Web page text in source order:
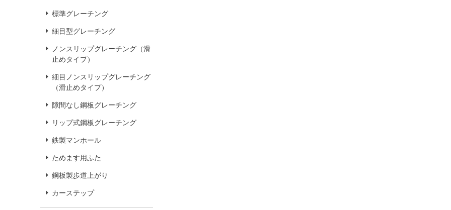
標準グレーチング
細目型グレーチング
ノンスリップグレーチング（滑
止めタイプ）
細目ノンスリップグレーチング
（滑止めタイプ）
隙間なし鋼板グレーチング
リップ式鋼板グレーチング
鉄製マンホール
ためます用ふた
鋼板製歩道上がり
カーステップ